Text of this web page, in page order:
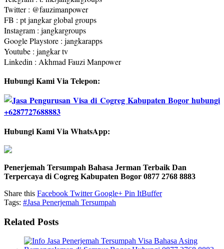
Twitter : @fauzimanpower
FB : pt jangkar global groups
Instagram : jangkargroups
Google Playstore : jangkarapps
Youtube : jangkar tv
Linkedin : Akhmad Fauzi Manpower
Hubungi Kami Via Telepon:
Hubungi Kami Via WhatsApp:
Penerjemah Tersumpah Bahasa Jerman Terbaik Dan
Terpercaya di Cogreg Kabupaten Bogor 0877 2768 8883
Share this Facebook TwitterGoogle+ Pin ItBuffer
Tags: #Jasa Penerjemah Tersumpah
Related Posts